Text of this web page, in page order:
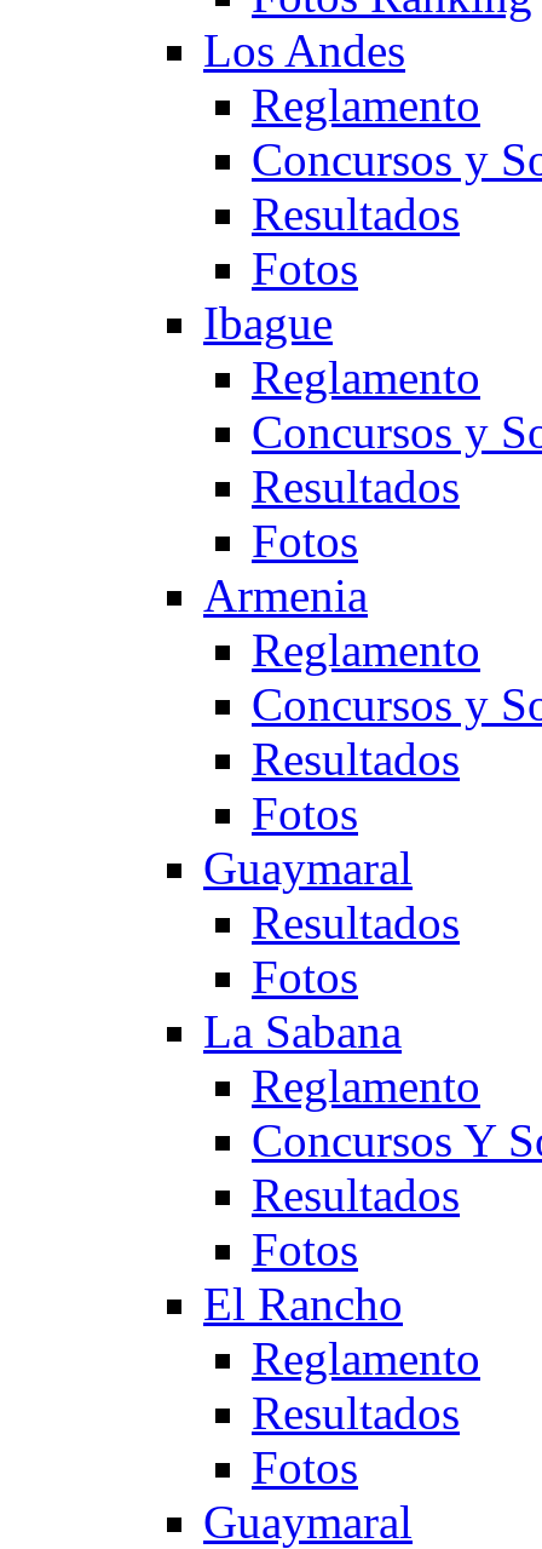
Los Andes
Reglamento
Concursos y
Resultados
Fotos
Ibague
Reglamento
Concursos y
Resultados
Fotos
Armenia
Reglamento
Concursos y
Resultados
Fotos
Guaymaral
Resultados
Fotos
La Sabana
Reglamento
Concursos Y
Resultados
Fotos
El Rancho
Reglamento
Resultados
Fotos
Guaymaral